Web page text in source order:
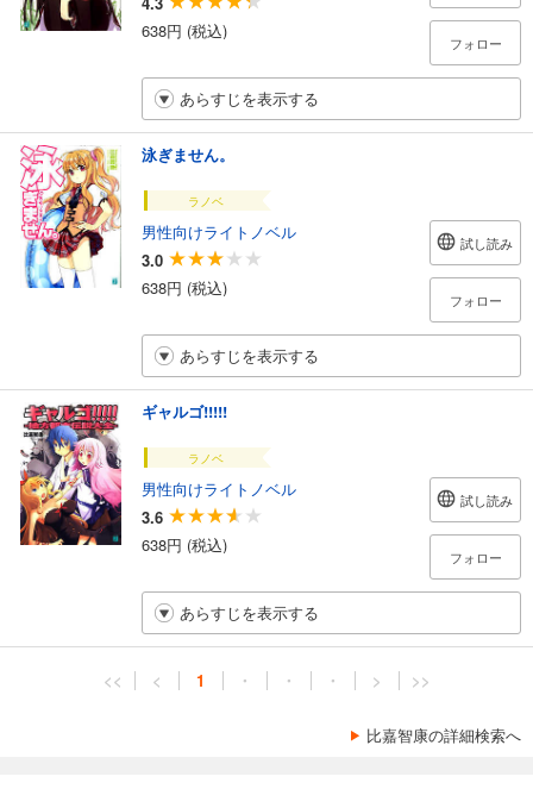
638円 (税込)
フォロー
あらすじを表示する
泳ぎません。
ラノベ
男性向けライトノベル
3.0
638円 (税込)
試し読み
フォロー
あらすじを表示する
ギャルゴ!!!!!
ラノベ
男性向けライトノベル
3.6
638円 (税込)
試し読み
フォロー
あらすじを表示する
<< < 1 ・ ・ ・ > >>
比嘉智康の詳細検索へ